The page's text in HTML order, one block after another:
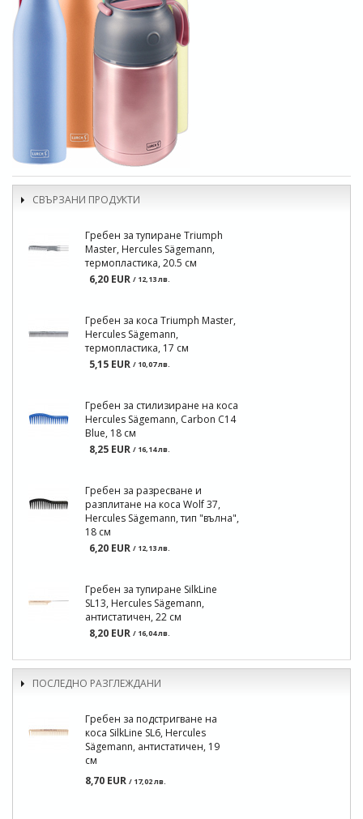
СВЪРЗАНИ ПРОДУКТИ
Гребен за тупиране Triumph
Master, Hercules Sägemann,
термопластика, 20.5 см
6,20 EUR / 12,13 лв.
Гребен за коса Triumph Master,
Hercules Sägemann,
термопластика, 17 см
5,15 EUR / 10,07 лв.
Гребен за стилизиране на коса
Hercules Sägemann, Carbon C14
Blue, 18 см
8,25 EUR / 16,14 лв.
Гребен за разресване и
разплитане на коса Wolf 37,
Hercules Sägemann, тип "вълна",
18 см
6,20 EUR / 12,13 лв.
Гребен за тупиране SilkLine
SL13, Hercules Sägemann,
антистатичен, 22 см
8,20 EUR / 16,04 лв.
ПОСЛЕДНО РАЗГЛЕЖДАНИ
Гребен за подстригване на
коса SilkLine SL6, Hercules
Sägemann, антистатичен, 19
см
8,70 EUR / 17,02 лв.